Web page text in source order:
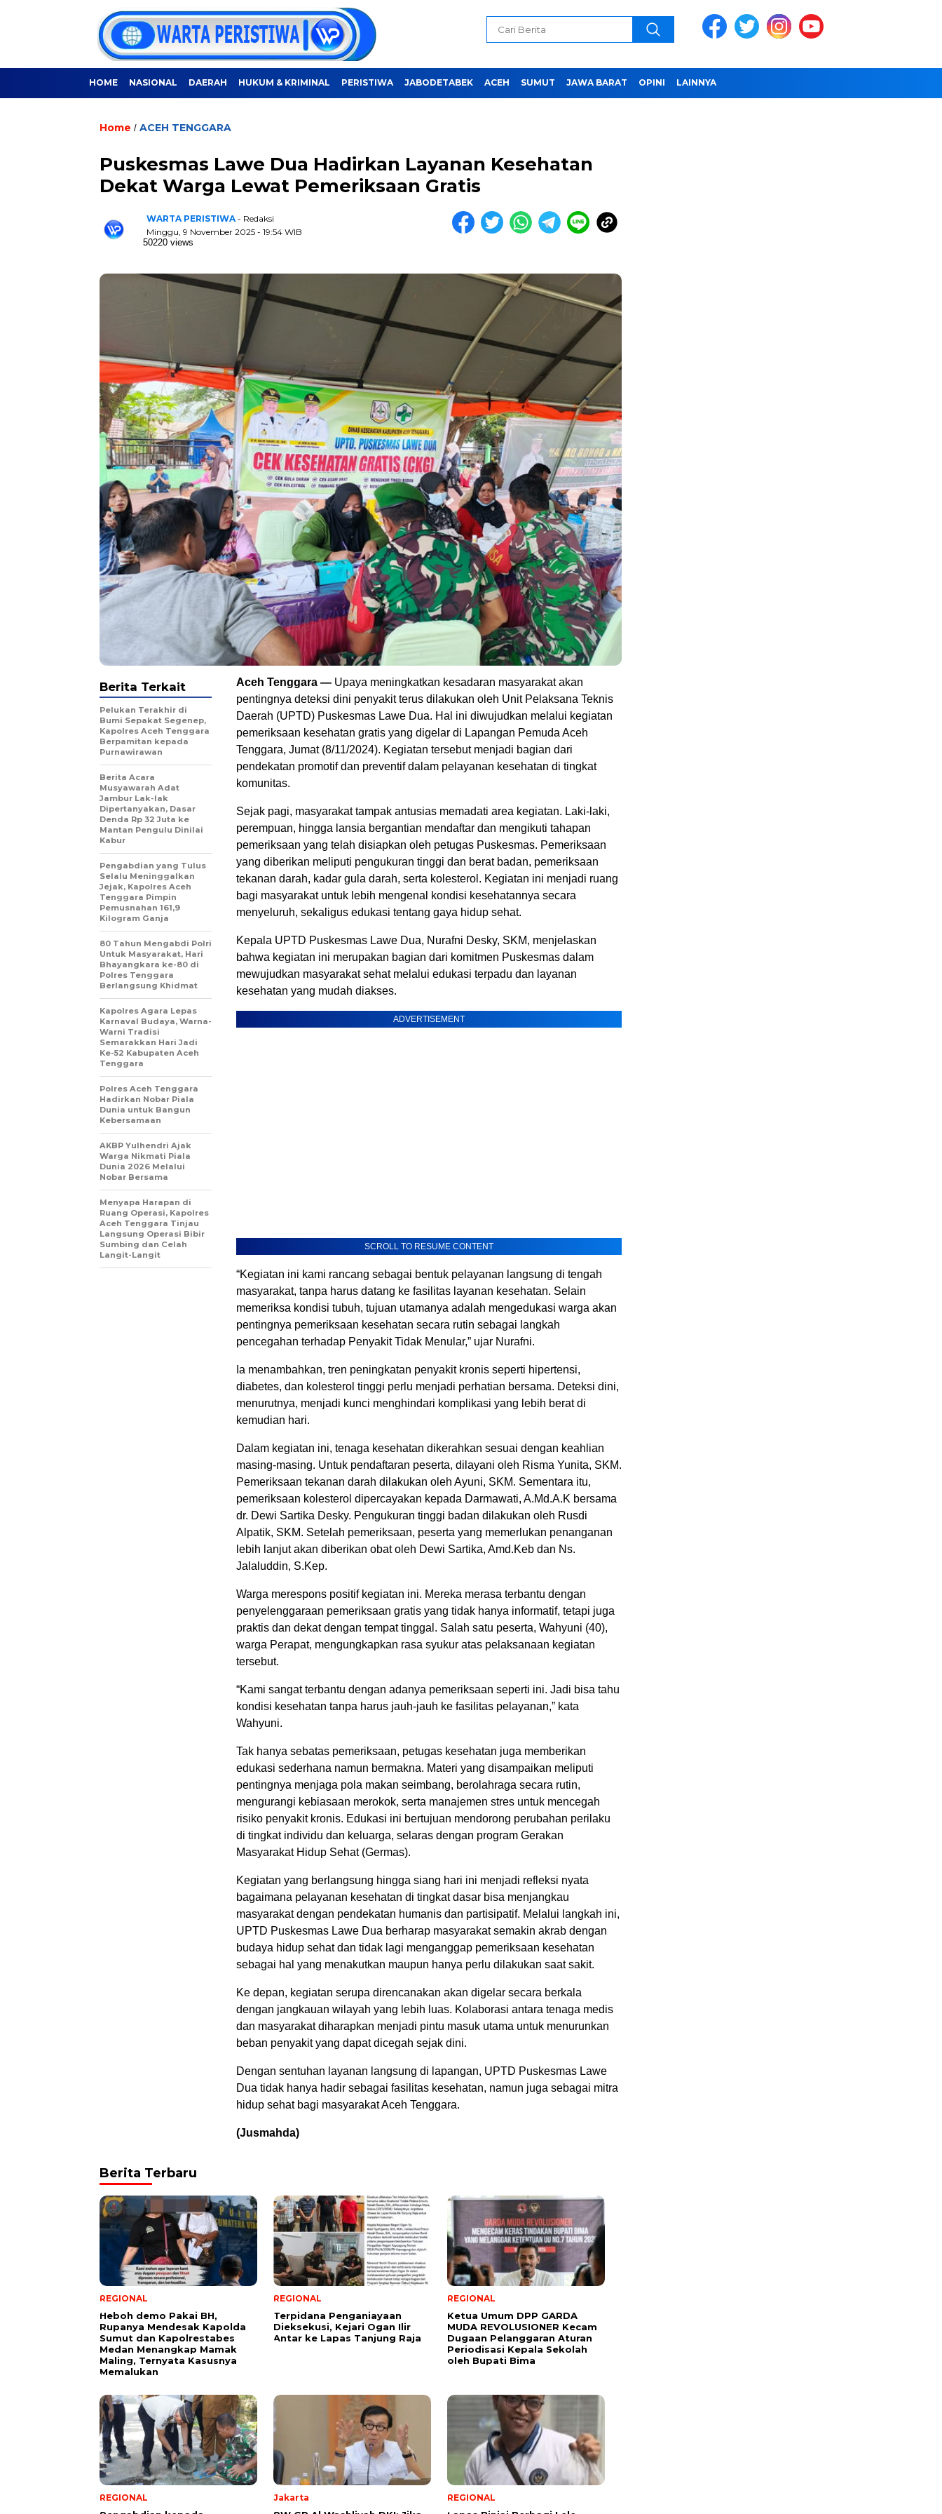
HOME NASIONAL DAERAH HUKUM & KRIMINAL PERISTIWA JABODETABEK ACEH SUMUT JAWA BARAT OPINI LAINNYA
Home / ACEH TENGGARA
Puskesmas Lawe Dua Hadirkan Layanan Kesehatan
Dekat Warga Lewat Pemeriksaan Gratis
WARTA PERISTIWA - Redaksi
Minggu, 9 November 2025 - 19:54 WIB
50220 views
Aceh Tenggara — Upaya meningkatkan kesadaran masyarakat akan
pentingnya deteksi dini penyakit terus dilakukan oleh Unit Pelaksana Teknis
Daerah (UPTD) Puskesmas Lawe Dua. Hal ini diwujudkan melalui kegiatan
pemeriksaan kesehatan gratis yang digelar di Lapangan Pemuda Aceh
Tenggara, Jumat (8/11/2024). Kegiatan tersebut menjadi bagian dari
pendekatan promotif dan preventif dalam pelayanan kesehatan di tingkat
komunitas.
Sejak pagi, masyarakat tampak antusias memadati area kegiatan. Laki-laki,
perempuan, hingga lansia bergantian mendaftar dan mengikuti tahapan
pemeriksaan yang telah disiapkan oleh petugas Puskesmas. Pemeriksaan
yang diberikan meliputi pengukuran tinggi dan berat badan, pemeriksaan
tekanan darah, kadar gula darah, serta kolesterol. Kegiatan ini menjadi ruang
bagi masyarakat untuk lebih mengenal kondisi kesehatannya secara
menyeluruh, sekaligus edukasi tentang gaya hidup sehat.
Kepala UPTD Puskesmas Lawe Dua, Nurafni Desky, SKM, menjelaskan
bahwa kegiatan ini merupakan bagian dari komitmen Puskesmas dalam
mewujudkan masyarakat sehat melalui edukasi terpadu dan layanan
kesehatan yang mudah diakses.
ADVERTISEMENT
SCROLL TO RESUME CONTENT
“Kegiatan ini kami rancang sebagai bentuk pelayanan langsung di tengah
masyarakat, tanpa harus datang ke fasilitas layanan kesehatan. Selain
memeriksa kondisi tubuh, tujuan utamanya adalah mengedukasi warga akan
pentingnya pemeriksaan kesehatan secara rutin sebagai langkah
pencegahan terhadap Penyakit Tidak Menular,” ujar Nurafni.
Ia menambahkan, tren peningkatan penyakit kronis seperti hipertensi,
diabetes, dan kolesterol tinggi perlu menjadi perhatian bersama. Deteksi dini,
menurutnya, menjadi kunci menghindari komplikasi yang lebih berat di
kemudian hari.
Dalam kegiatan ini, tenaga kesehatan dikerahkan sesuai dengan keahlian
masing-masing. Untuk pendaftaran peserta, dilayani oleh Risma Yunita, SKM.
Pemeriksaan tekanan darah dilakukan oleh Ayuni, SKM. Sementara itu,
pemeriksaan kolesterol dipercayakan kepada Darmawati, A.Md.A.K bersama
dr. Dewi Sartika Desky. Pengukuran tinggi badan dilakukan oleh Rusdi
Alpatik, SKM. Setelah pemeriksaan, peserta yang memerlukan penanganan
lebih lanjut akan diberikan obat oleh Dewi Sartika, Amd.Keb dan Ns.
Jalaluddin, S.Kep.
Warga merespons positif kegiatan ini. Mereka merasa terbantu dengan
penyelenggaraan pemeriksaan gratis yang tidak hanya informatif, tetapi juga
praktis dan dekat dengan tempat tinggal. Salah satu peserta, Wahyuni (40),
warga Perapat, mengungkapkan rasa syukur atas pelaksanaan kegiatan
tersebut.
“Kami sangat terbantu dengan adanya pemeriksaan seperti ini. Jadi bisa tahu
kondisi kesehatan tanpa harus jauh-jauh ke fasilitas pelayanan,” kata
Wahyuni.
Tak hanya sebatas pemeriksaan, petugas kesehatan juga memberikan
edukasi sederhana namun bermakna. Materi yang disampaikan meliputi
pentingnya menjaga pola makan seimbang, berolahraga secara rutin,
mengurangi kebiasaan merokok, serta manajemen stres untuk mencegah
risiko penyakit kronis. Edukasi ini bertujuan mendorong perubahan perilaku
di tingkat individu dan keluarga, selaras dengan program Gerakan
Masyarakat Hidup Sehat (Germas).
Kegiatan yang berlangsung hingga siang hari ini menjadi refleksi nyata
bagaimana pelayanan kesehatan di tingkat dasar bisa menjangkau
masyarakat dengan pendekatan humanis dan partisipatif. Melalui langkah ini,
UPTD Puskesmas Lawe Dua berharap masyarakat semakin akrab dengan
budaya hidup sehat dan tidak lagi menganggap pemeriksaan kesehatan
sebagai hal yang menakutkan maupun hanya perlu dilakukan saat sakit.
Ke depan, kegiatan serupa direncanakan akan digelar secara berkala
dengan jangkauan wilayah yang lebih luas. Kolaborasi antara tenaga medis
dan masyarakat diharapkan menjadi pintu masuk utama untuk menurunkan
beban penyakit yang dapat dicegah sejak dini.
Dengan sentuhan layanan langsung di lapangan, UPTD Puskesmas Lawe
Dua tidak hanya hadir sebagai fasilitas kesehatan, namun juga sebagai mitra
hidup sehat bagi masyarakat Aceh Tenggara.
(Jusmahda)
Berita Terkait
Pelukan Terakhir di
Bumi Sepakat Segenep,
Kapolres Aceh Tenggara
Berpamitan kepada
Purnawirawan
Berita Acara
Musyawarah Adat
Jambur Lak-lak
Dipertanyakan, Dasar
Denda Rp 32 Juta ke
Mantan Pengulu Dinilai
Kabur
Pengabdian yang Tulus
Selalu Meninggalkan
Jejak, Kapolres Aceh
Tenggara Pimpin
Pemusnahan 161,9
Kilogram Ganja
80 Tahun Mengabdi Polri
Untuk Masyarakat, Hari
Bhayangkara ke-80 di
Polres Tenggara
Berlangsung Khidmat
Kapolres Agara Lepas
Karnaval Budaya, Warna-
Warni Tradisi
Semarakkan Hari Jadi
Ke-52 Kabupaten Aceh
Tenggara
Polres Aceh Tenggara
Hadirkan Nobar Piala
Dunia untuk Bangun
Kebersamaan
AKBP Yulhendri Ajak
Warga Nikmati Piala
Dunia 2026 Melalui
Nobar Bersama
Menyapa Harapan di
Ruang Operasi, Kapolres
Aceh Tenggara Tinjau
Langsung Operasi Bibir
Sumbing dan Celah
Langit-Langit
Berita Terbaru
REGIONAL
Heboh demo Pakai BH,
Rupanya Mendesak Kapolda
Sumut dan Kapolrestabes
Medan Menangkap Mamak
Maling, Ternyata Kasusnya
Memalukan
REGIONAL
Terpidana Penganiayaan
Dieksekusi, Kejari Ogan Ilir
Antar ke Lapas Tanjung Raja
REGIONAL
Ketua Umum DPP GARDA
MUDA REVOLUSIONER Kecam
Dugaan Pelanggaran Aturan
Periodisasi Kepala Sekolah
oleh Bupati Bima
REGIONAL Jakarta REGIONAL